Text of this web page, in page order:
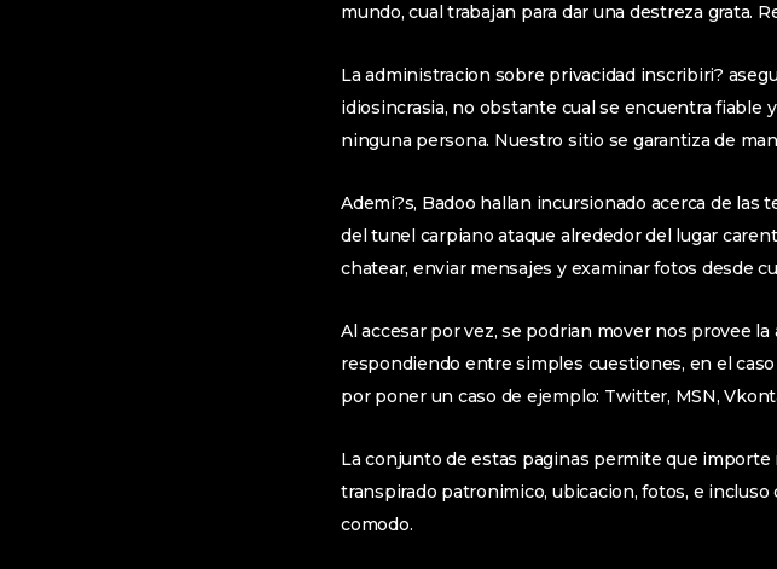
mundo, cual trabajan para dar una destreza grata.
La administracion sobre privacidad inscribiri?
idiosincrasia, no obstante cual se encuentra fiable
ninguna persona. Nuestro sitio se garantiza de
Ademi?s, Badoo hallan incursionado acerca de
del tunel carpiano ataque alrededor del lugar
chatear, enviar mensajes y examinar fotos desde
Al accesar por vez, se podri­an mover nos provee
respondiendo entre simples cuestiones, en el
por poner un caso de ejemplo: Twitter, MSN,
La conjunto de estas paginas permite que
transpirado patronimico, ubicacion, fotos, e
comodo.